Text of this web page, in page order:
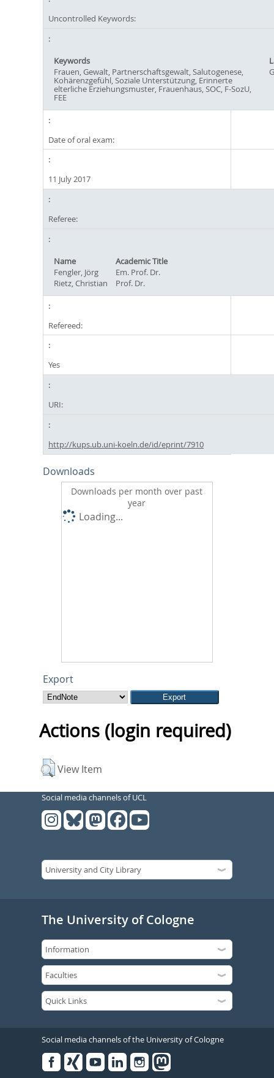
Uncontrolled Keywords:
Keywords
Frauen, Gewalt, Partnerschaftsgewalt, Salutogenese,
Kohärenzgefühl, Soziale Unterstützung, Erinnerte
elterliche Erziehungsmuster, Frauenhaus, SOC, F-SozU,
FEE
Date of oral exam:
11 July 2017
Referee:
Name
Academic Title
Fengler, Jörg
Em. Prof. Dr.
Rietz, Christian
Prof. Dr.
Refereed:
Yes
URI:
http://kups.ub.uni-koeln.de/id/eprint/7910
Downloads
Downloads per month over past
year
Loading...
Export
Actions (login required)
View Item
Social media channels of UCL
The University of Cologne
Social media channels of the University of Cologne